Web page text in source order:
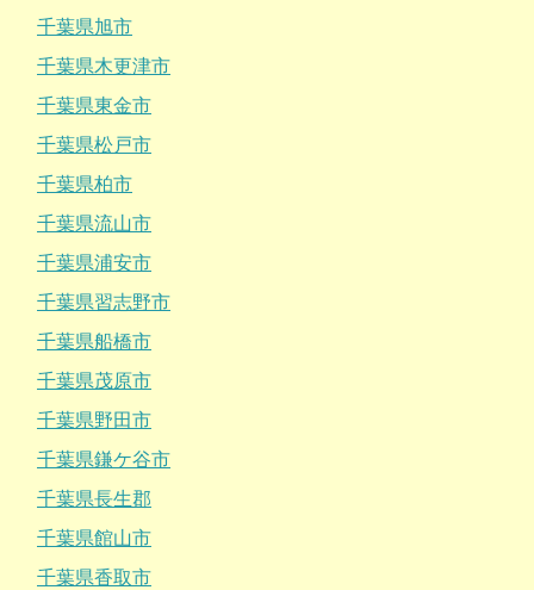
千葉県旭市
千葉県木更津市
千葉県東金市
千葉県松戸市
千葉県柏市
千葉県流山市
千葉県浦安市
千葉県習志野市
千葉県船橋市
千葉県茂原市
千葉県野田市
千葉県鎌ケ谷市
千葉県長生郡
千葉県館山市
千葉県香取市